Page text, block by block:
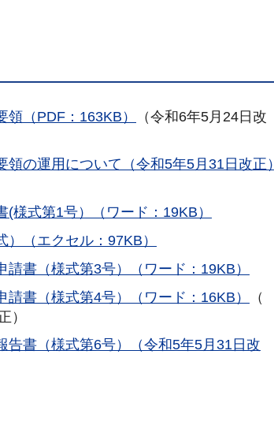
（PDF：163KB）
（令和6年5月24日改
の運用について（令和5年5月31日改正）
様式第1号）（ワード：19KB）
（エクセル：97KB）
書（様式第3号）（ワード：19KB）
書（様式第4号）（ワード：16KB）
（
）
書（様式第6号）（令和5年5月31日改